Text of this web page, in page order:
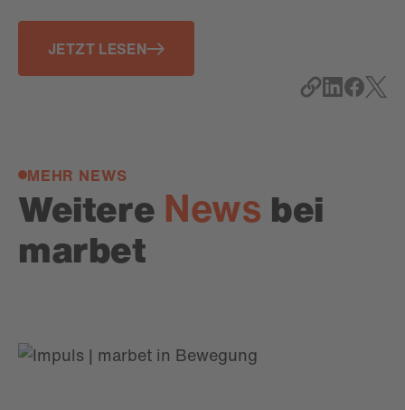
JETZT LESEN
MEHR NEWS
Weitere News bei
marbet